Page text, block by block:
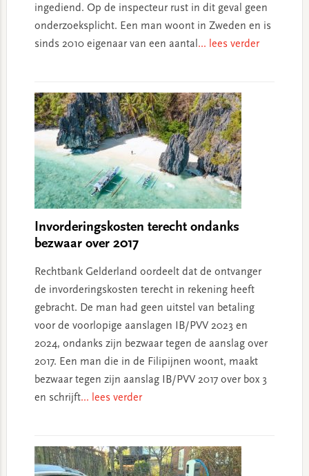
ingediend. Op de inspecteur rust in dit geval geen
onderzoeksplicht. Een man woont in Zweden en is
sinds 2010 eigenaar van een aantal ... lees verder
Invorderingskosten terecht ondanks
bezwaar over 2017
Rechtbank Gelderland oordeelt dat de ontvanger
de invorderingskosten terecht in rekening heeft
gebracht. De man had geen uitstel van betaling
voor de voorlopige aanslagen IB/PVV 2023 en
2024, ondanks zijn bezwaar tegen de aanslag over
2017. Een man die in de Filipijnen woont, maakt
bezwaar tegen zijn aanslag IB/PVV 2017 over box 3
en schrijft... lees verder